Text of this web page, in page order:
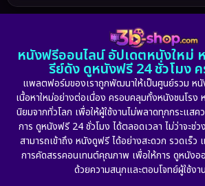
Detective สืบสวน
Detective สืบสวน
Disaster
Disney+
1986
1985
1981
1974
1971
หนังฟรีออนไลน์ อัปเดตหนังใหม่
รีย์ดัง ดูหนังฟรี 24 ชั่วโมง
แพลตฟอร์มของเราถูกพัฒนาให้เป็นศูนย์รวม ห
เนื้อหาใหม่อย่างต่อเนื่อง ครอบคลุมทั้งหนังชนโรง
นิยมจากทั่วโลก เพื่อให้ผู้ใช้งานไม่พลาดทุกกระแส
การ ดูหนังฟรี 24 ชั่วโมง ได้ตลอดเวลา ไม่ว่าจะช่
สามารถเข้าถึง หนังดูฟรี ได้อย่างสะดวก รวดเร็
การคัดสรรคอนเทนต์คุณภาพ เพื่อให้การ ดูหนังอ
ด้วยความสนุกและตอบโจทย์ผู้ใช้ง